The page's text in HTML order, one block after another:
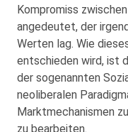
Kompromiss
angedeutet, der
Werten lag. Wie
entschieden wird, ist
der sogenannten
neoliberalen
Marktmechanismen
zu bearbeiten.